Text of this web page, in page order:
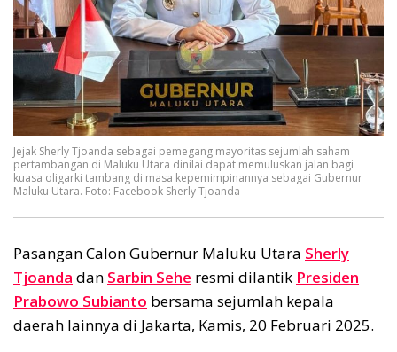
Jejak Sherly Tjoanda sebagai pemegang mayoritas sejumlah saham
pertambangan di Maluku Utara dinilai dapat memuluskan jalan bagi
kuasa oligarki tambang di masa kepemimpinannya sebagai Gubernur
Maluku Utara. Foto: Facebook Sherly Tjoanda
Pasangan Calon Gubernur Maluku Utara Sherly
Tjoanda dan Sarbin Sehe resmi dilantik Presiden
Prabowo Subianto bersama sejumlah kepala
daerah lainnya di Jakarta, Kamis, 20 Februari 2025.